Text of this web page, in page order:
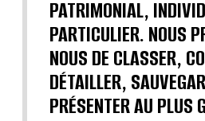
PATRIMONIAL,
PARTICULIER. NOUS
NOUS DE CLASSER,
DÉTAILLER,
PRÉSENTER AU PLUS